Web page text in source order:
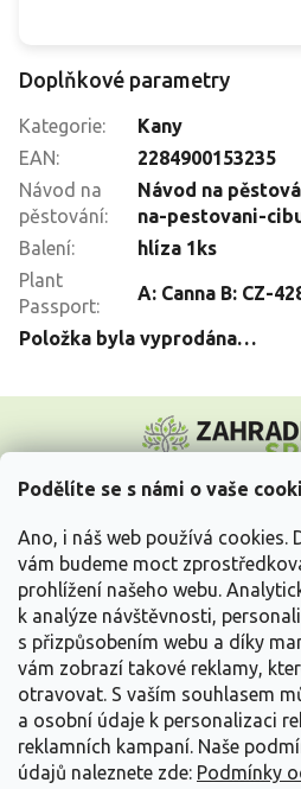
Podělíte se s námi o vaše
Ano, i náš web používá cookies.
vám budeme moct
prohlížení našeho webu.
k analýze návštěvnosti,
s přizpůsobením webu a díky
vám zobrazí takové reklamy,
otravovat. S vaším souhlasem
a osobní údaje k personalizaci
reklamních kampaní. Naše
údajů naleznete zde: Podmínky
Doplňkové parametry
Kategorie:
Kany
EAN:
2284900153235
Návod na
pěstování:
Návod na
na-pestovani-
Balení:
hlíza 1ks
Plant
Passport:
A: Canna B: CZ-
Položka byla vyprodána…
p
Vše o nákupu
Informace pro Vás
Kontakujte nás